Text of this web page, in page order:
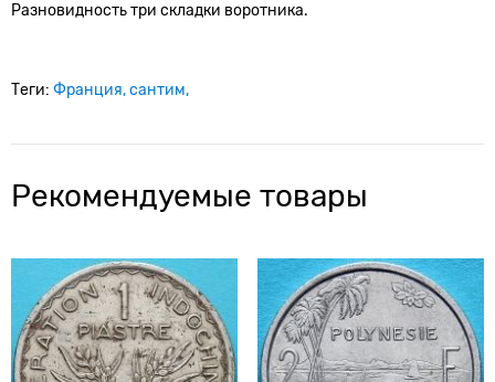
Разновидность три складки воротника.
Теги: Франция сантим
Рекомендуемые товары